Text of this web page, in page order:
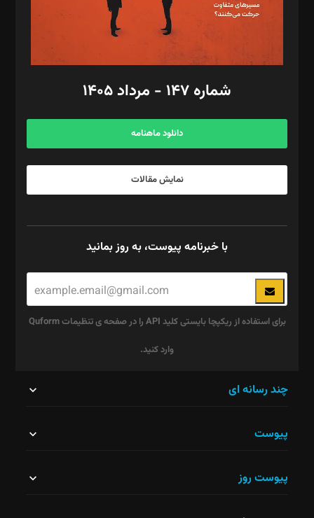
گرافیک و صفحه‌آرایی: سید‌سبحان‌علی ثابت
مد‌یر توسعه تجاری: کامبیز برید‌
امور مالی: شاپور رهبری، محمد‌ کاظمی‌نیا
آگهی و مشترکین: ۰۹۱۹۹۹۹۰۴۵۴
شماره ۱۴۷ - مرداد ۱۴۰۵
دانلود ماهنامه
نمایش مقالات
با خبرنامه پیوست، به روز بمانید
برای استفاده از ریکپچا بایستی کلید API را در صفحه ی تنظیمات Quform
وارد کنید.
نباید
چند رسانه ای
پیوست
پیوست روز